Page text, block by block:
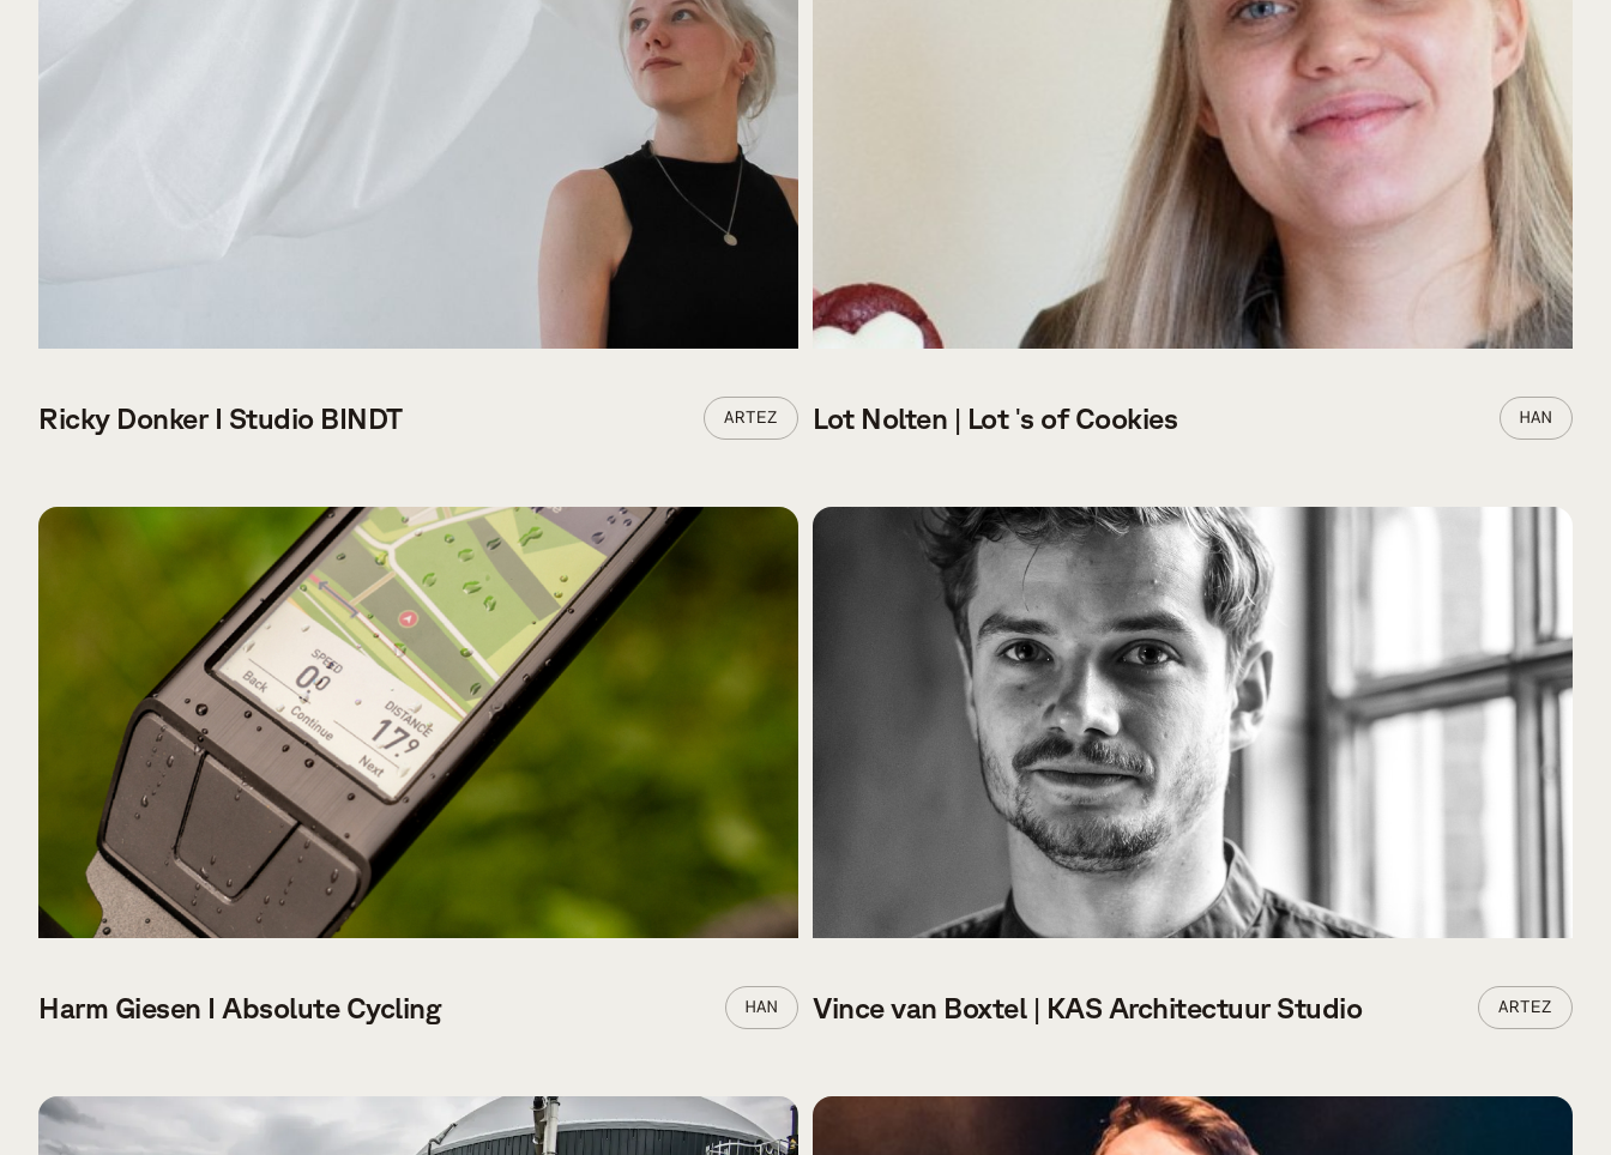
VERDER LEZEN
VERDER LEZEN
Ricky Donker I Studio BINDT ARTEZ
VERDER LEZEN
Lot Nolten | Lot 's of Cookies HAN
Harm Giesen I Absolute Cycling HAN Vince van Boxtel | KAS Architectuur Studio ARTEZ